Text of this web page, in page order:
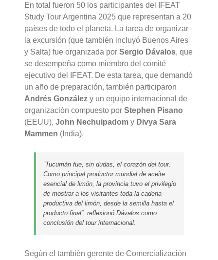
En total fueron 50 los participantes del IFEAT
Study Tour Argentina 2025 que representan a 20
países de todo el planeta. La tarea de organizar
la excursión (que también incluyó Buenos Aires
y Salta) fue organizada porSergio Dávalos, que
se desempeña como miembro del comité
ejecutivo del IFEAT. De esta tarea, que demandó
un año de preparación, también participaron
Andrés González y un equipo internacional de
organización compuesto porStephen Pisano
(EEUU),John Nechuipadom y Divya Sara
Mammen (India).
“Tucumán fue, sin dudas, el corazón del tour.
Como principal productor mundial de aceite
esencial de limón, la provincia tuvo el privilegio
de mostrar a los visitantes toda la cadena
productiva del limón, desde la semilla hasta el
producto final”, reflexionó Dávalos como
conclusión del tour internacional.
Según el también gerente de Comercialización